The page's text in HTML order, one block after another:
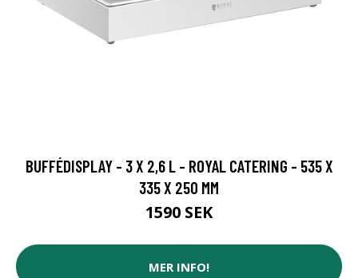
BUFFÉDISPLAY - 3 X 2,6 L - ROYAL CATERING - 535 X
335 X 250 MM
1590 SEK
MER INFO!